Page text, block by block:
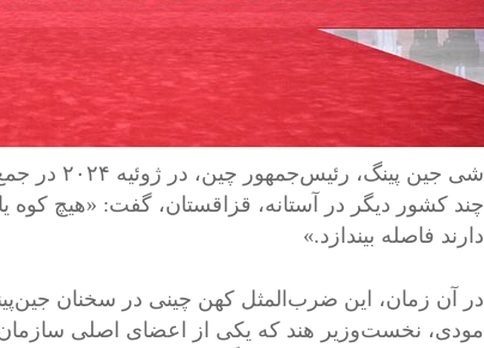
چند کشور دیگر در آستانه، قزاقستان، گفت: «هیچ کوه
دارند فاصله بیندازد.»
در آن زمان، این ضرب‌المثل کهن چینی در سخنان
مودی، نخست‌وزیر هند که یکی از اعضای اصلی